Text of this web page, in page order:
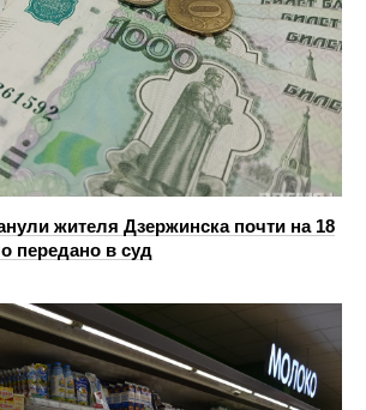
жителя Дзержинска почти на 18
передано в суд